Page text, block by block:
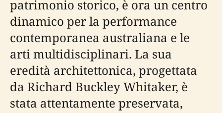
patrimonio storico, è ora un centro
dinamico per la performance
contemporanea australiana e le
arti multidisciplinari. La sua
eredità architettonica, progettata
da Richard Buckley Whitaker, è
stata attentamente preservata,